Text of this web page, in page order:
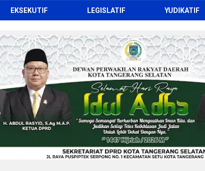
EKSEKUTIF LEGISLATIF YUDIKATIF